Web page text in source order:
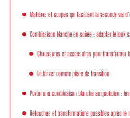
Matières et coupes qui facilitent la seconde vie
Combinaison blanche en soirée : adapter le look
Chaussures et accessoires pour transformer
Le blazer comme pièce de transition
Porter une combinaison blanche au quotidien :
Retouches et transformations possibles après le